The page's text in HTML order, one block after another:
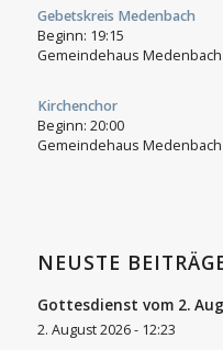
Gebetskreis Medenbach
Beginn: 19:15
Gemeindehaus Medenbach
Kirchenchor
Beginn: 20:00
Gemeindehaus Medenbach
NEUSTE
Gottesdienst vom 2.
2. August 2026 - 12:23